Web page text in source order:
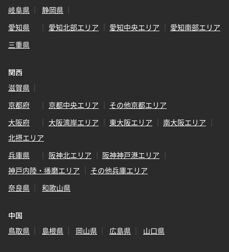
岐阜県
静岡県
愛知県
愛知北部エリア 愛知中央エリア
愛知南部エリア
三重県
関西
滋賀県
京都府
京都中央エリア
その他京都エリア
大阪府
大阪湾岸エリア 東大阪エリア
南大阪エリア
北摂エリア
兵庫県
阪神北エリア
阪神神戸港エリア
神戸内陸・播磨エリア
その他兵庫エリア
奈良県
和歌山県
中国
鳥取県
島根県 岡山県 広島県 山口県